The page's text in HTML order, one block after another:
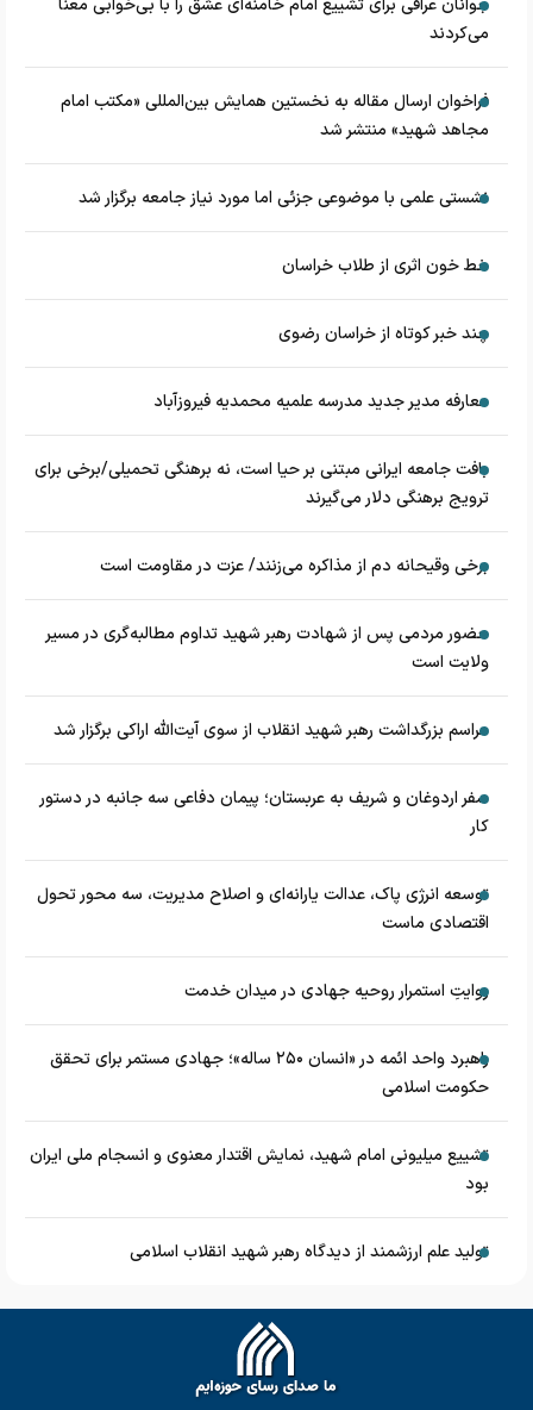
می‌کردند
فراخوان ارسال مقاله به نخستین همایش بین‌المللی «مکتب امام
مجاهد شهید» منتشر شد
نشستی علمی با موضوعی جزئی اما مورد نیاز جامعه برگزار شد
خط خون اثری از طلاب خراسان
چند خبر کوتاه از خراسان رضوی
معارفه مدیر جدید مدرسه علمیه محمدیه فیروزآباد
بافت جامعه ایرانی مبتنی بر حیا است، نه برهنگی تحمیلی/برخی برای
ترویج برهنگی دلار می‌گیرند
برخی وقیحانه دم از مذاکره می‌زنند/ عزت در مقاومت است
حضور مردمی پس از شهادت رهبر شهید تداوم مطالبه‌گری در مسیر
ولایت است
مراسم بزرگداشت رهبر شهید انقلاب از سوی آیت‌الله اراکی برگزار شد
سفر اردوغان و شریف به عربستان؛ پیمان دفاعی سه جانبه در دستور
کار
توسعه انرژی پاک، عدالت یارانه‌ای و اصلاح مدیریت، سه محور تحول
اقتصادی ماست
روایتِ استمرار روحیه جهادی در میدان خدمت
راهبرد واحد ائمه در «انسان ۲۵۰ ساله»؛ جهادی مستمر برای تحقق
حکومت اسلامی
تشییع میلیونی امام شهید، نمایش اقتدار معنوی و انسجام ملی ایران
بود
تولید علم ارزشمند از دیدگاه رهبر شهید انقلاب اسلامی